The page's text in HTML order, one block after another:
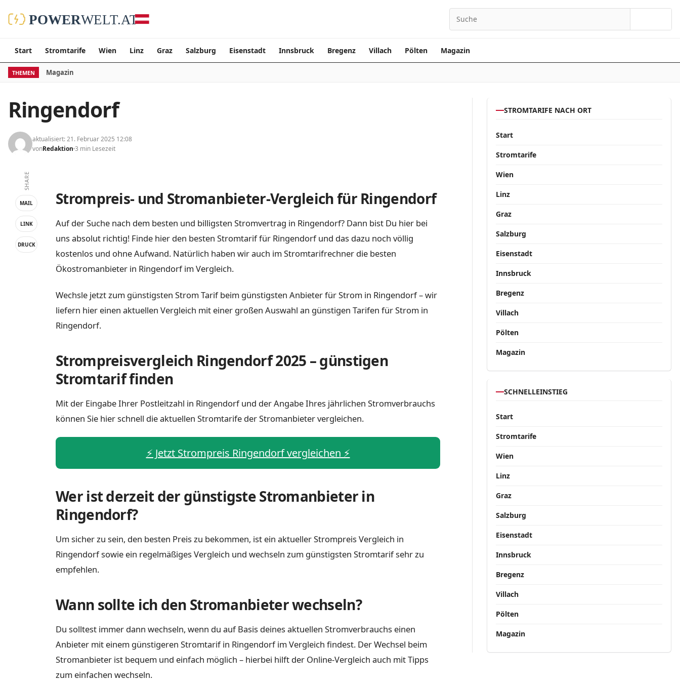
Start Stromtarife Wien Linz Graz Salzburg Eisenstadt Innsbruck Bregenz Villach Pölten Magazin
THEMEN Magazin
Ringendorf
aktualisiert: 21. Februar 2025 12:08
vonRedaktion 3 min Lesezeit
SHARE
MAIL
LINK
DRUCK
Strompreis- und Stromanbieter-Vergleich für Ringendorf
Auf der Suche nach dem besten und billigsten Stromvertrag in Ringendorf? Dann bist Du hier bei
uns absolut richtig! Finde hier den besten Stromtarif für Ringendorf und das dazu noch völlig
kostenlos und ohne Aufwand. Natürlich haben wir auch im Stromtarifrechner die besten
Ökostromanbieter in Ringendorf im Vergleich.
Wechsle jetzt zum günstigsten Strom Tarif beim günstigsten Anbieter für Strom in Ringendorf – wir
liefern hier einen aktuellen Vergleich mit einer großen Auswahl an günstigen Tarifen für Strom in
Ringendorf.
Strompreisvergleich Ringendorf 2025 – günstigen
Stromtarif finden
Mit der Eingabe Ihrer Postleitzahl in Ringendorf und der Angabe Ihres jährlichen Stromverbrauchs
können Sie hier schnell die aktuellen Stromtarife der Stromanbieter vergleichen.
⚡️ Jetzt Strompreis Ringendorf vergleichen ⚡️
Wer ist derzeit der günstigste Stromanbieter in
Ringendorf?
Um sicher zu sein, den besten Preis zu bekommen, ist ein aktueller Strompreis Vergleich in
Ringendorf sowie ein regelmäßiges Vergleich und wechseln zum günstigsten Stromtarif sehr zu
empfehlen.
Wann sollte ich den Stromanbieter wechseln?
Du solltest immer dann wechseln, wenn du auf Basis deines aktuellen Stromverbrauchs einen
Anbieter mit einem günstigeren Stromtarif in Ringendorf im Vergleich findest. Der Wechsel beim
Stromanbieter ist bequem und einfach möglich – hierbei hilft der Online-Vergleich auch mit Tipps
zum einfachen wechseln.
STROMTARIFE NACH ORT
Start
Stromtarife
Wien
Linz
Graz
Salzburg
Eisenstadt
Innsbruck
Bregenz
Villach
Pölten
Magazin
SCHNELLEINSTIEG
Start
Stromtarife
Wien
Linz
Graz
Salzburg
Eisenstadt
Innsbruck
Bregenz
Villach
Pölten
Magazin